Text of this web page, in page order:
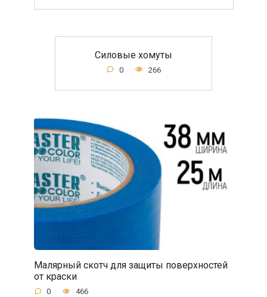
Силовые хомуты
0 266
Малярный скотч для защиты поверхностей
от краски
0 466